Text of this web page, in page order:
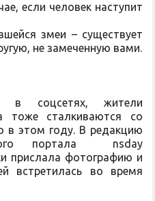
если человек наступит
змеи – существует
не замеченную вами.
в соцсетях, жители
тоже сталкиваются со
в этом году. В редакцию
портала nsday
прислала фотографию и
встретилась во время